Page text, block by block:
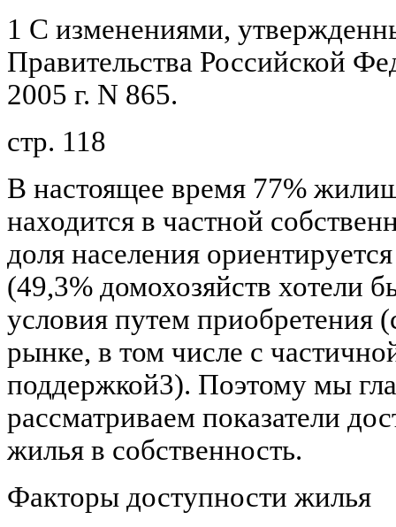
1 С изменениями,
Правительства Российской
2005 г. N 865.
стр. 118
В настоящее время 77%
находится в частной
доля населения
(49,3% домохозяйств хотели
условия путем приобретения
рынке, в том числе с
поддержкой3). Поэтому мы
рассматриваем показатели
жилья в собственность.
Факторы доступности жилья